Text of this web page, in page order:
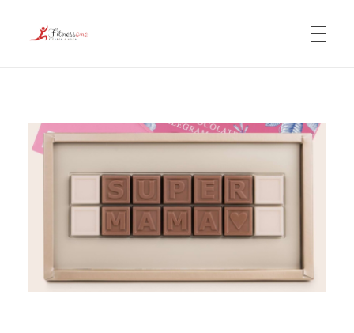
KRAFTTRAINING
FITNESS FÜR FRAUEN
YOGA UND MEDITATION